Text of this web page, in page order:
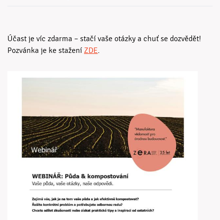
Účast je víc zdarma – stačí vaše otázky a chuť se dozvědět!
Pozvánka je ke stažení ZDE.